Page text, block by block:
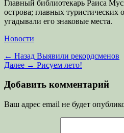
Главный библиотекарь Раиса
острова; главных
угадывали его знаковые места.
Категории
Новости
Навигация
по
записям
← Назад Предыдущая
запись:
Выявили рекордсменов
Далее → Следующая
Рисуем лето!
Добавить комментарий
Ваш адрес email не будет